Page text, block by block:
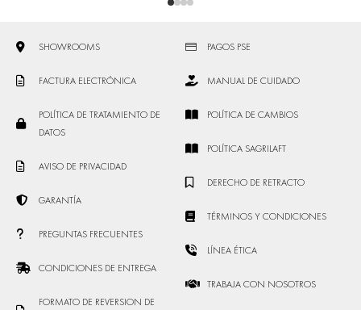
SHOWROOMS
FACTURA ELECTRÓNICA
POLÍTICA DE TRATAMIENTO DE
DATOS
AVISO DE PRIVACIDAD
GARANTÍA
PREGUNTAS FRECUENTES
CONDICIONES DE ENTREGA
FORMATO DE REVERSION DE
PAGOS PSE
MANUAL DE CUIDADO
POLÍTICA DE CAMBIOS
POLÍTICA SAGRILAFT
DERECHO DE RETRACTO
TÉRMINOS Y CONDICIONES
LÍNEA ÉTICA
TRABAJA CON NOSOTROS